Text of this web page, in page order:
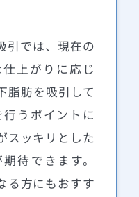
引では、現在の
上がりに応じ
脂肪を吸引して
うポイントに
スッキリとした
待できます。
る方にもおすす